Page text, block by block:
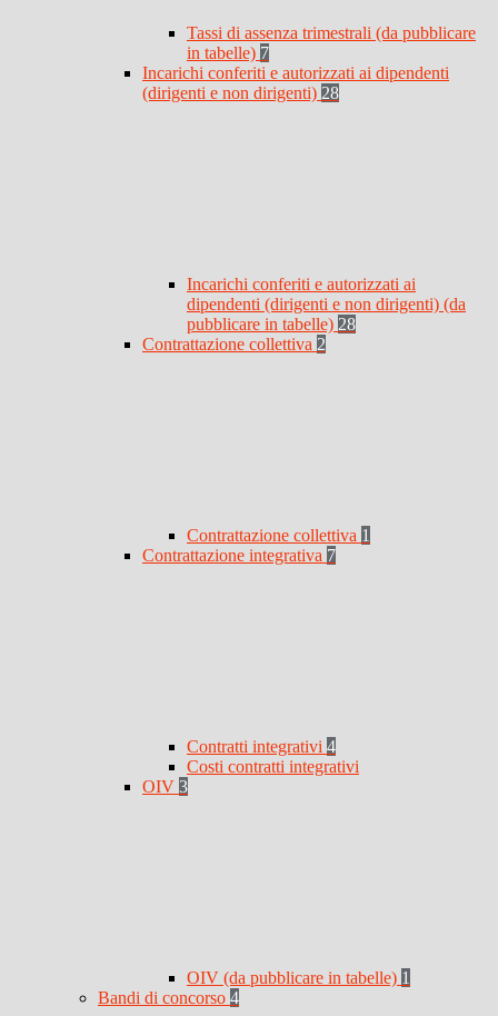
Tassi di assenza trimestrali (da pubblicare
in tabelle) 7
Incarichi conferiti e autorizzati ai dipendenti
(dirigenti e non dirigenti) 28
Incarichi conferiti e autorizzati ai
dipendenti (dirigenti e non dirigenti) (da
pubblicare in tabelle) 28
Contrattazione collettiva 2
Contrattazione collettiva 1
Contrattazione integrativa 7
Contratti integrativi 4
Costi contratti integrativi
OIV 3
OIV (da pubblicare in tabelle) 1
Bandi di concorso 4